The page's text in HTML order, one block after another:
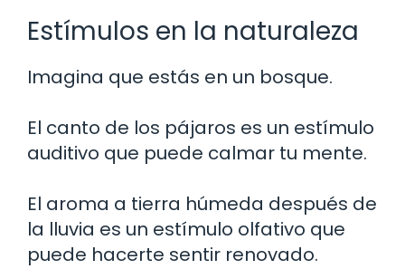
Estímulos en la naturaleza
Imagina que estás en un bosque.
El canto de los pájaros es un estímulo
auditivo que puede calmar tu mente.
El aroma a tierra húmeda después de
la lluvia es un estímulo olfativo que
puede hacerte sentir renovado.